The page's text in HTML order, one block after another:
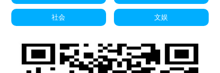
社会 文娱